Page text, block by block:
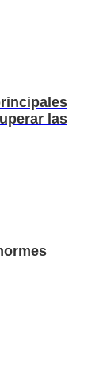
las